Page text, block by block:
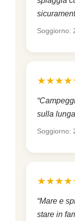
Soggiorno:
sulla
Soggiorno:
“Mare e
stare in